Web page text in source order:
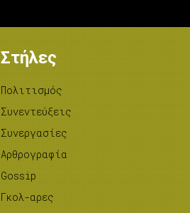
Στήλες
Πολιτισμός
Συνεντεύξεις
Συνεργασίες
Αρθρογραφία
Gossip
Γκολ-αρες